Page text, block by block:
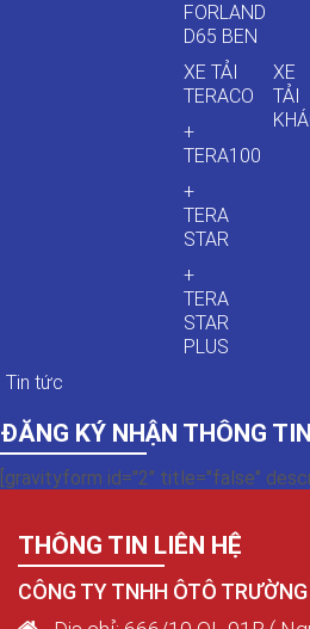
FORLAND
D65 BEN
XE TẢI
TERACO
+
TERA100
+
TERA
STAR
+
TERA
STAR
PLUS
XE
TẢI
Tin tức
ĐĂNG KÝ NHẬN THÔNG
[gravityform id="2" title="false"
THÔNG TIN LIÊN HỆ
CÔNG TY TNHH ÔTÔ